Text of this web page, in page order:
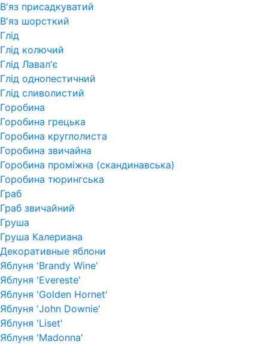
В'яз присадкуватий
В'яз шорсткий
Глід
Глід колючий
Глід Лавал'є
Глід однопестичний
Глід сливолистий
Горобина
Горобина грецька
Горобина круглолиста
Горобина звичайна
Горобина проміжна (скандинавська)
Горобина тюрингська
Граб
Граб звичайний
Груша
Груша Калериана
Декоративные яблони
Яблуня 'Brandy Wine'
Яблуня 'Evereste'
Яблуня 'Golden Hornet'
Яблуня 'John Downie'
Яблуня 'Liset'
Яблуня 'Madonna'